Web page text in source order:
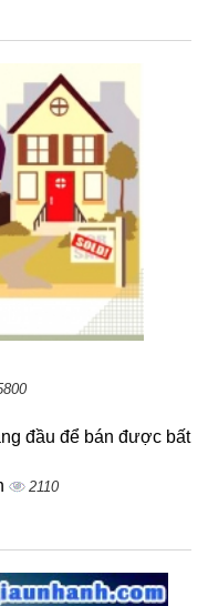
đầu để bán được bất
2110